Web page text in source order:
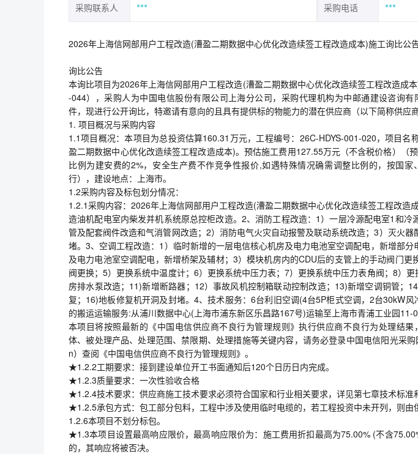
采购联系人 *** 采购电话 ***
2026年上海信网部用户工程改造(漕盈二期数据中心优化改造续签工程改造成本)施工询比公
询比公告
本询比项目为2026年上海信网部用户工程改造(漕盈二期数据中心优化改造续签工程改造成
-044），采购人为中国电信股份有限公司上海分公司，采购代理机构为中邮通建设咨询
件，现进行公开询比，特邀请有意向的且具有提供标的物能力的潜在供应商（以下简称供应
1. 项目概况与采购内容
1.1项目概况：本项目为总投资估算160.31万元，工程编号：26C-HDYS-001-020，项目名
盈二期数据中心优化改造续签工程改造成本)。预估施工费用127.55万元（不含税价格）（
比例为建安费的2%，安全生产费不作竞争性报价,如遇特殊情况确需调整比例的，按国
行），建设地点：上海市。
1.2采购内容及标包划分情况：
1.2.1采购内容：2026年上海信网部用户工程改造(漕盈二期数据中心优化改造续签工程改造
造油机配电室内柴发并机系统原总控柜改造。2、消防工程改造：1）一层冷源配电室1和冷
管及配套阀件改造和气消管网改造；2）消防电气火灾自动报警及联动系统改造；3）灭火
堵。3、空调工程改造：1）临时新增的一层电信核心机房及电力电池室空调配电，新增部
及电力电池室空调配电，新增桥架及辅材；3）模块机房内的CDU后的支管上的手动阀门更
阀更换；5）更换系统中温度计；6）更换系统中压力表；7）更换系统中压力表角阀；8）
房排水泵改造；11)新增断路器；12）事故风机控制箱联动控制改造；13)新增空调铜管；
复；16)地板修复机开洞及封堵。4、技术服务：6台利旧空调(4台5P柜式空调，2台30kW
的搬运运输服务:从浦川数据中心(上海市浦东新区乐昌路167号)运输至上海市青浦工业园11-
本项目将按照最新的《中国电信供应商不良行为管理规则》执行供应商不良行为处理结
体、被处理产品、处理范围、禁限期、处理措施等关键内容，请务必登录中国电信阳光采
n）查阅《中国电信供应商不良行为管理规则》。
★1.2.2工期要求：接到建设单位开工书面通知后120个日历日内完成。
★1.2.3质量要求：一次性验收合格
★1.2.4技术要求：供应商施工技术要求必须符合国家和行业相关要求，详见第七章技术标准
★1.2.5承包方式：包工部分包料，工程中涉及使用临时电缆的，若工程投资中未开列，则由
1.2.6本项目不划分标包。
★1.3本项目设置最高响应限价，最高响应限价为：施工费用折扣最高为75.00% (不含
的，其响应将被否决。